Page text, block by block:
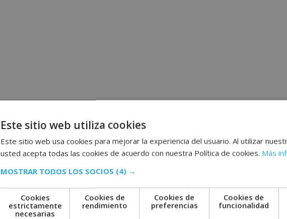
Este sitio web utiliza cookies
Este sitio web usa cookies para mejorar la experiencia del usuario. Al utilizar
usted acepta todas las cookies de acuerdo con nuestra Política de cookies. Más
MOSTRAR TODOS LOS SOCIOS (4) →
Cookies
estrictamente
necesarias
Cookies de
rendimiento
Cookies de
preferencias
Cookies de
funcionalidad